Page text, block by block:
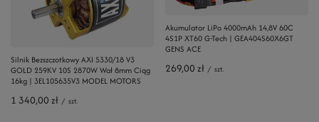
Silnik Bezszczotkowy AXI 5330/18 V3
GOLD 259KV 10S 2870W Wał 8mm Ciąg
16kg | 3EL105635V3 MODEL MOTORS
1 340,00 zł / szt.
Akumulator LiPo 4000mAh 14,8V 60C
4S1P XT60 G-Tech | GEA404S60X6GT
GENS ACE
269,00 zł / szt.